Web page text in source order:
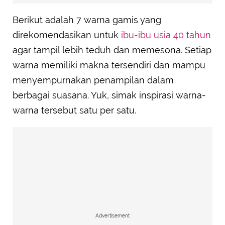
Berikut adalah 7 warna gamis yang
direkomendasikan untuk ibu-ibu usia 40 tahun
agar tampil lebih teduh dan memesona. Setiap
warna memiliki makna tersendiri dan mampu
menyempurnakan penampilan dalam
berbagai suasana. Yuk, simak inspirasi warna-
warna tersebut satu per satu.
Advertisement